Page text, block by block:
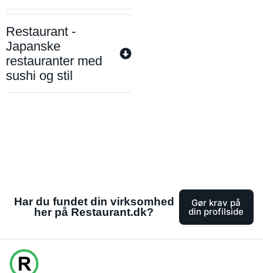
Restaurant -
Japanske
restauranter med
sushi og stil
Har du fundet din virksomhed
her på Restaurant.dk?
Gør krav på
din profilside